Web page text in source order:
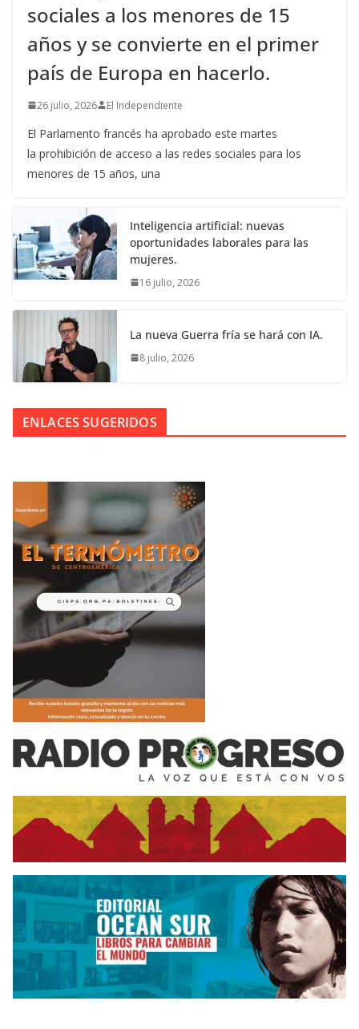
sociales a los menores de 15
años y se convierte en el primer
país de Europa en hacerlo.
26 julio, 2026 El Independiente
El Parlamento francés ha aprobado este martes
la prohibición de acceso a las redes sociales para los
menores de 15 años, una
Inteligencia artificial: nuevas
oportunidades laborales para las
mujeres.
16 julio, 2026
La nueva Guerra fría se hará con IA.
8 julio, 2026
ENLACES SUGERIDOS